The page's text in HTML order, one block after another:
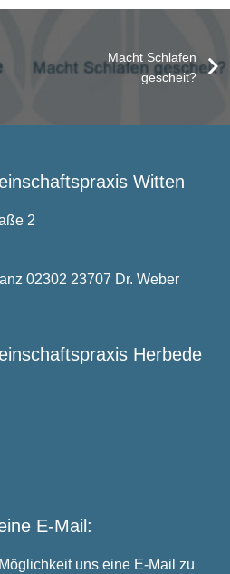
Macht Schlafen
gescheit?
Witten
2
02302 23707 Dr. Weber
Herbede
E-Mail:
uns eine E-Mail zu